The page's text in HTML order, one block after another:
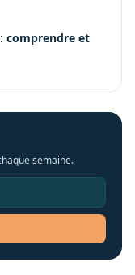
comprendre et
semaine.